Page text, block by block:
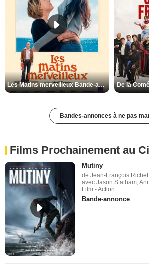
Les Matins merveilleux Bande-annonce VF
Bandes-annonces à ne pas
Films Prochainement au
Mutiny
de Jean-François Richet
avec Jason Statham,
Film - Action
Bande-annonce